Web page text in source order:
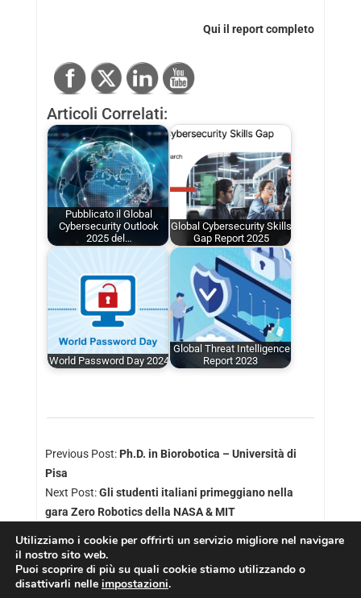
Qui il report completo
Articoli Correlati:
Pubblicato il Global
Cybersecurity Outlook
2025 del…
Global Cybersecurity Skills
Gap Report 2025
World Password Day 2024
Global Threat Intelligence
Report 2023
Previous Post: Ph.D. in Biorobotica – Università di
Pisa
Next Post:Gli studenti italiani primeggiano nella
gara Zero Robotics della NASA & MIT
Utilizziamo i cookie per offrirti un servizio migliore nel navigare
il nostro sito web.
Puoi scoprire di più su quali cookie stiamo utilizzando o
disattivarli nelle impostazioni.